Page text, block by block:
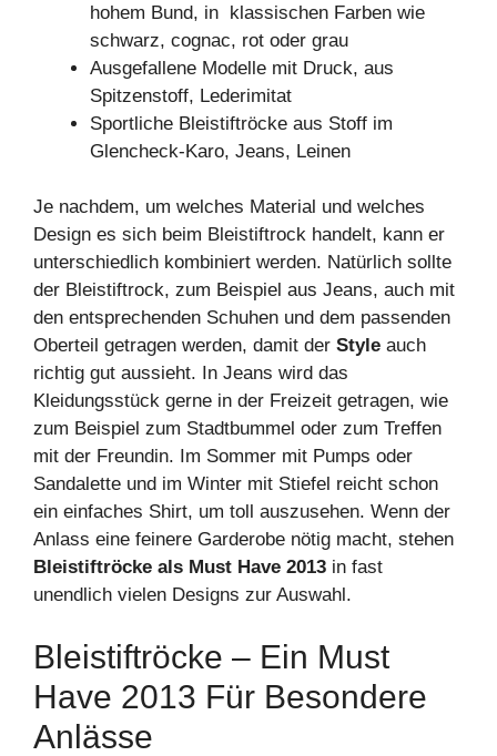
hohem Bund, in klassischen Farben wie
schwarz, cognac, rot oder grau
Ausgefallene Modelle mit Druck, aus
Spitzenstoff, Lederimitat
Sportliche Bleistiftröcke aus Stoff im
Glencheck-Karo, Jeans, Leinen
Je nachdem, um welches Material und welches
Design es sich beim Bleistiftrock handelt, kann er
unterschiedlich kombiniert werden. Natürlich sollte
der Bleistiftrock, zum Beispiel aus Jeans, auch mit
den entsprechenden Schuhen und dem passenden
Oberteil getragen werden, damit der Style auch
richtig gut aussieht. In Jeans wird das
Kleidungsstück gerne in der Freizeit getragen, wie
zum Beispiel zum Stadtbummel oder zum Treffen
mit der Freundin. Im Sommer mit Pumps oder
Sandalette und im Winter mit Stiefel reicht schon
ein einfaches Shirt, um toll auszusehen. Wenn der
Anlass eine feinere Garderobe nötig macht, stehen
Bleistiftröcke als Must Have 2013 in fast
unendlich vielen Designs zur Auswahl.
Bleistiftröcke – Ein Must
Have 2013 Für Besondere
Anlässe